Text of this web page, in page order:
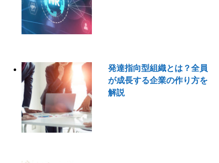
発達指向型組織とは？全員
が成長する企業の作り方を
解説